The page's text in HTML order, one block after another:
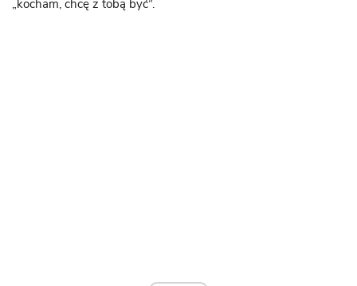
„kocham, chcę z tobą być”.